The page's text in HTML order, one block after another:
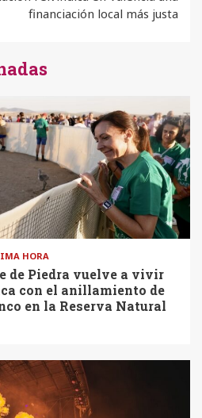
financiación local más justa
HORA
de Piedra vuelve a vivir
con el anillamiento de
en la Reserva Natural